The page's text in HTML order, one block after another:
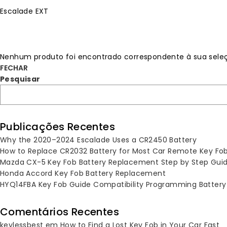
Escalade EXT
Nenhum produto foi encontrado correspondente à sua
FECHAR
Pesquisar
Publicações Recentes
Why the 2020–2024 Escalade Uses a CR2450 Battery
How to Replace CR2032 Battery for Most Car Remote Key
Mazda CX-5 Key Fob Battery Replacement Step by Step
Honda Accord Key Fob Battery Replacement
HYQ14FBA Key Fob Guide Compatibility Programming Battery
Comentários Recentes
keylessbest emHow to Find a Lost Key Fob in Your Car Fast